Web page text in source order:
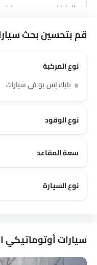
الطرازات
قم بتحسين بحث
نوع المركبة
بايك إس يو في سيارات
نوع الوقود
سعة المقاعد
نوع السيارة
سيارات أوتوماتيكي